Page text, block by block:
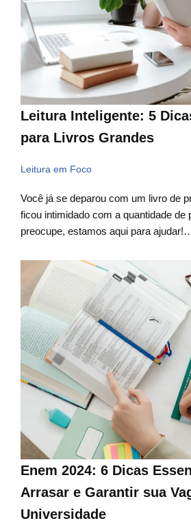
Leitura Inteligente: 5
para Livros Grandes
Leitura em Foco
Você já se deparou com um livro de
ficou intimidado com a quantidade de
preocupe, estamos aqui para
Enem 2024: 6 Dicas
Arrasar e Garantir sua
Universidade